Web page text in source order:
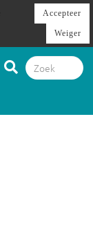
Accepteer
Weiger